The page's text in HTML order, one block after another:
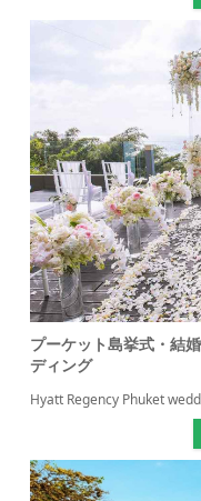
プーケット島挙式・結
ディング
Hyatt Regency Phuket